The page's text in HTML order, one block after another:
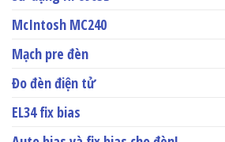
McIntosh MC240
Mạch pre đèn
Đo đèn điện tử
EL34 fix bias